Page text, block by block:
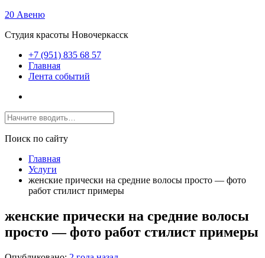
20 Авеню
Студия красоты Новочеркасск
+7 (951) 835 68 57
Главная
Лента событий
Поиск по сайту
Главная
Услуги
женские прически на средние волосы просто — фото
работ стилист примеры
женские прически на средние волосы
просто — фото работ стилист примеры